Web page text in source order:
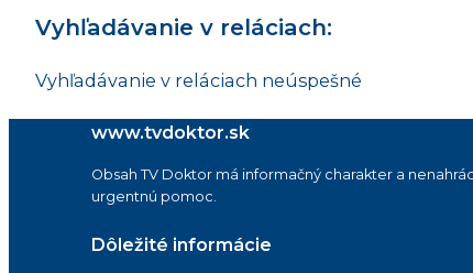
Vyhľadávanie v reláciach:
Vyhľadávanie v reláciach neúspešné
www.tvdoktor.sk
Obsah TV Doktor má informačný charakter a
urgentnú pomoc.
Dôležité informácie